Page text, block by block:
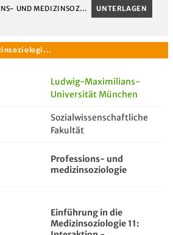
UND MEDIZINSOZ... UNTERLAGEN
Ludwig-Maximilians-
Universität München
Sozialwissenschaftliche
Fakultät
Professions- und
medizinsoziologie
Einführung in die
Medizinsoziologie 11: